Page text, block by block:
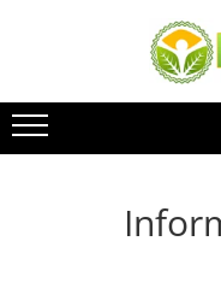
COMBATEREA BOLILOR ȘI
ERBICIDE
ÎNGRĂȘĂMINTE ȘI
ADJUVANȚI
SEMINȚE LEGUME
SEMINȚE PLANTE
SEMINȚE PLANTE